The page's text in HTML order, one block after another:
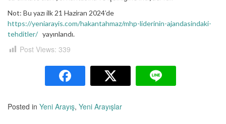
Not: Bu yazı ilk 21 Haziran 2024’de
https://yeniarayis.com/hakantahmaz/mhp-liderinin-ajandasindaki-
tehditler/yayınlandı.
Post Views: 339
Posted in Yeni Arayış, Yeni Arayışlar